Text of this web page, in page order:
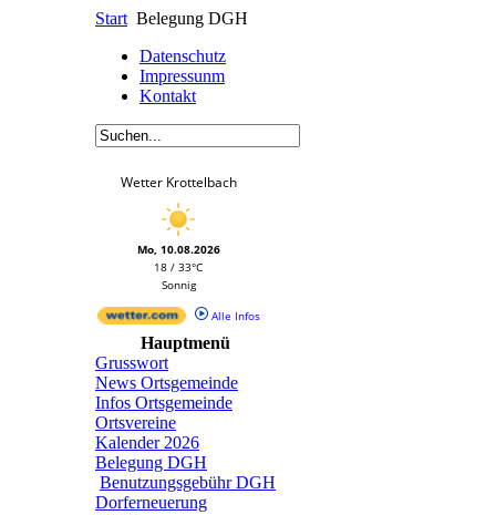
Start Belegung DGH
Datenschutz
Impressunm
Kontakt
Wetter Krottelbach
Mo, 10.08.2026
18 / 33°C
Sonnig
Alle Infos
Hauptmenü
Grusswort
News Ortsgemeinde
Infos Ortsgemeinde
Ortsvereine
Kalender 2026
Belegung DGH
Benutzungsgebühr DGH
Dorferneuerung